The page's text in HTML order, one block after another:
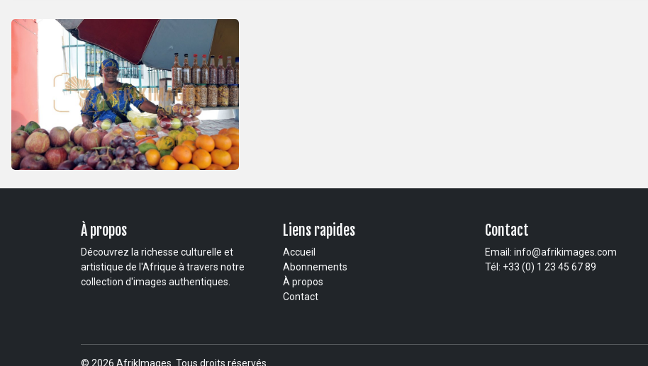
À propos
Découvrez la richesse culturelle et
artistique de l'Afrique à travers notre
collection d'images authentiques.
Liens rapides
Accueil
Abonnements
À propos
Contact
Contact
Email: info@afrikimages.com
Tél: +33 (0) 1 23 45 67 89
© 2026 AfrikImages. Tous droits réservés.